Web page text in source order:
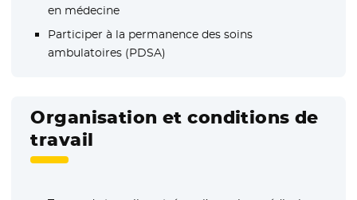
en médecine
Participer à la permanence des soins
ambulatoires (PDSA)
Organisation et conditions de
travail